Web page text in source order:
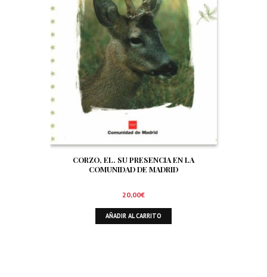
CORZO, EL. SU PRESENCIA EN LA
COMUNIDAD DE MADRID
20,00€
AÑADIR AL CARRITO